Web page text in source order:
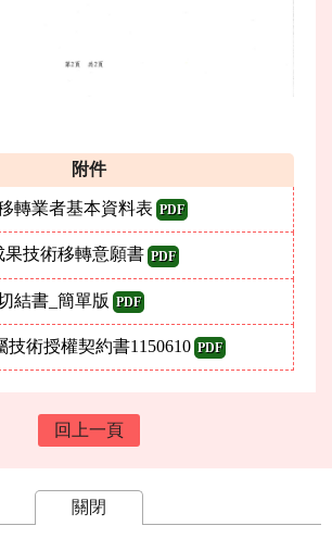
附件
轉業者基本資料表 PDF
果技術移轉意願書 PDF
結書_簡單版 PDF
技術授權契約書1150610 PDF
回上一頁
關閉